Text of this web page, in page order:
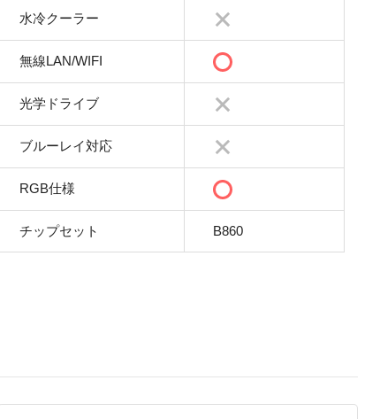
水冷クーラー
無線LAN/WIFI
光学ドライブ
ブルーレイ対応
RGB仕様
チップセット B860